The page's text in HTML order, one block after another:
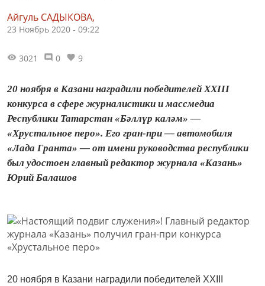
Айгуль САДЫКОВА,
23 Ноябрь 2020 - 09:22
3021 0 9
20 ноября в Казани наградили победителей XXIII
конкурса в сфере журналистики и массмедиа
Республики Татарстан «Бәллүр каләм» —
«Хрустальное перо». Его гран-при — автомобиля
«Лада Гранта» — от имени руководства республики
был удостоен главный редактор журнала «Казань»
Юрий Балашов
20 ноября в Казани наградили победителей XXIII